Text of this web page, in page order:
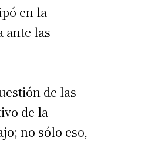
en la
ante las
de las
de la
no sólo eso,